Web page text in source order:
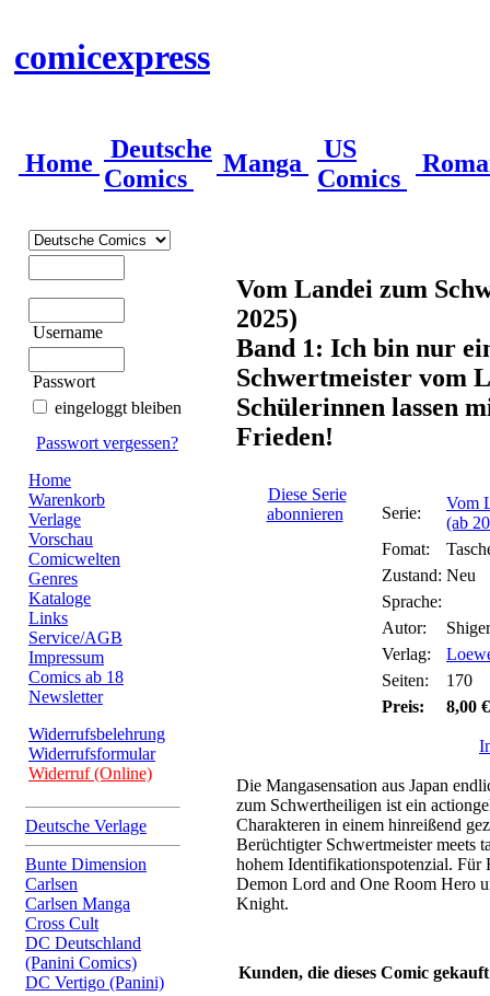
comicexpress
Home
Deutsche
Comics
Manga
US
Comics
Username
Passwort
eingeloggt bleiben
Passwort vergessen?
Home
Warenkorb
Verlage
Vorschau
Comicwelten
Genres
Kataloge
Links
Service/AGB
Impressum
Comics ab 18
Newsletter
Widerrufsbelehrung
Widerrufsformular
Widerruf (Online)
Deutsche Verlage
Bunte Dimension
Carlsen
Carlsen Manga
Cross Cult
DC Deutschland
(Panini Comics)
DC Vertigo (Panini)
Vom Landei zum
2025)
Band 1: Ich bin nur
Schwertmeister vom
Schülerinnen lassen
Frieden!
Diese Serie
abonnieren
Serie:
Vom
(ab
Fomat:
Zustand: Neu
Sprache:
Autor:
Verlag:
Seiten:
170
Preis:
8,00 €
Die Mangasensation aus Japan
zum Schwertheiligen ist ein
Charakteren in einem hinreißend
Berüchtigter Schwertmeister meets
hohem Identifikationspotenzial.
Demon Lord and One Room Hero
Knight.
Kunden, die dieses Comic